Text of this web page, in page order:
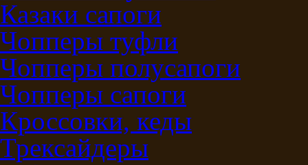
Казаки сапоги
Чопперы туфли
Чопперы полусапоги
Чопперы сапоги
Кроссовки, кеды
Трексайдеры